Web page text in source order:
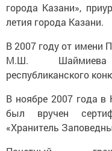
города Казани»,
летия города Казани.
В 2007 году от имени
М.Ш. Шаймиева
республиканского
В ноябре 2007 года в
был вручен
«Хранитель